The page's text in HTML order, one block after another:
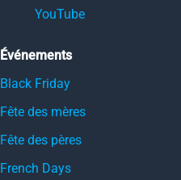
YouTube
Événements
Black Friday
Fête des mères
Fête des pères
French Days